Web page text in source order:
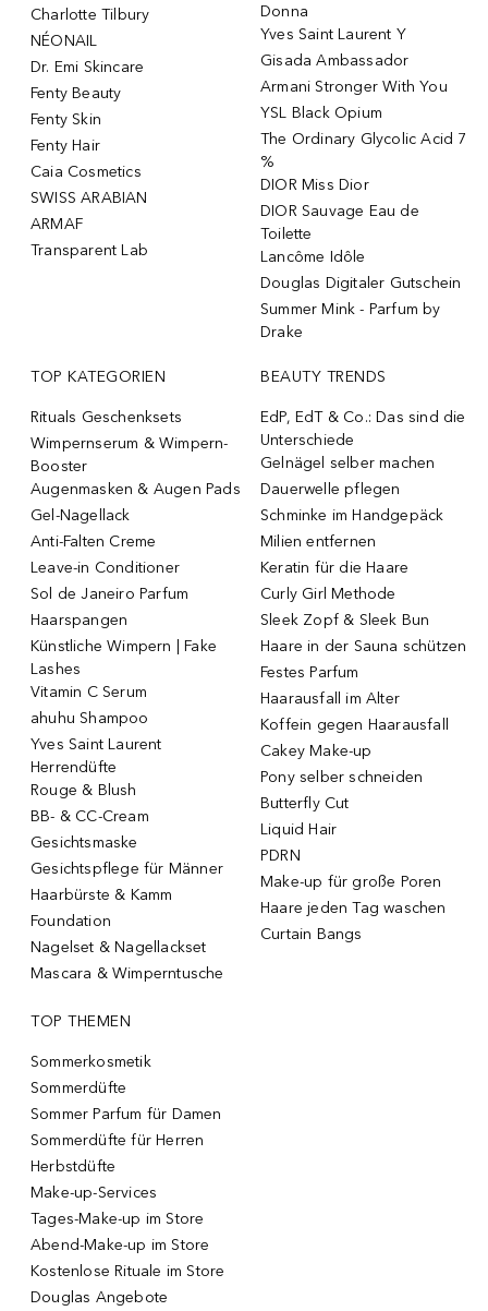
Charlotte Tilbury
NÉONAIL
Dr. Emi Skincare
Fenty Beauty
Fenty Skin
Fenty Hair
Caia Cosmetics
SWISS ARABIAN
ARMAF
Transparent Lab
Donna
Yves Saint Laurent Y
Gisada Ambassador
Armani Stronger With You
YSL Black Opium
The Ordinary Glycolic Acid 7
%
DIOR Miss Dior
DIOR Sauvage Eau de
Toilette
Lancôme Idôle
Douglas Digitaler Gutschein
Summer Mink - Parfum by
Drake
TOP KATEGORIEN
Rituals Geschenksets
Wimpernserum & Wimpern-
Booster
Augenmasken & Augen Pads
Gel-Nagellack
Anti-Falten Creme
Leave-in Conditioner
Sol de Janeiro Parfum
Haarspangen
Künstliche Wimpern | Fake
Lashes
Vitamin C Serum
ahuhu Shampoo
Yves Saint Laurent
Herrendüfte
Rouge & Blush
BB- & CC-Cream
Gesichtsmaske
Gesichtspflege für Männer
Haarbürste & Kamm
Foundation
Nagelset & Nagellackset
Mascara & Wimperntusche
BEAUTY TRENDS
EdP, EdT & Co.: Das sind die
Unterschiede
Gelnägel selber machen
Dauerwelle pflegen
Schminke im Handgepäck
Milien entfernen
Keratin für die Haare
Curly Girl Methode
Sleek Zopf & Sleek Bun
Haare in der Sauna schützen
Festes Parfum
Haarausfall im Alter
Koffein gegen Haarausfall
Cakey Make-up
Pony selber schneiden
Butterfly Cut
Liquid Hair
PDRN
Make-up für große Poren
Haare jeden Tag waschen
Curtain Bangs
TOP THEMEN
Sommerkosmetik
Sommerdüfte
Sommer Parfum für Damen
Sommerdüfte für Herren
Herbstdüfte
Make-up-Services
Tages-Make-up im Store
Abend-Make-up im Store
Kostenlose Rituale im Store
Douglas Angebote